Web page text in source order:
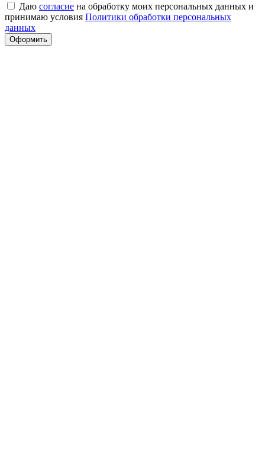
Даю согласие на обработку моих персональных данных и
принимаю условия Политики обработки персональных
данных
Оформить